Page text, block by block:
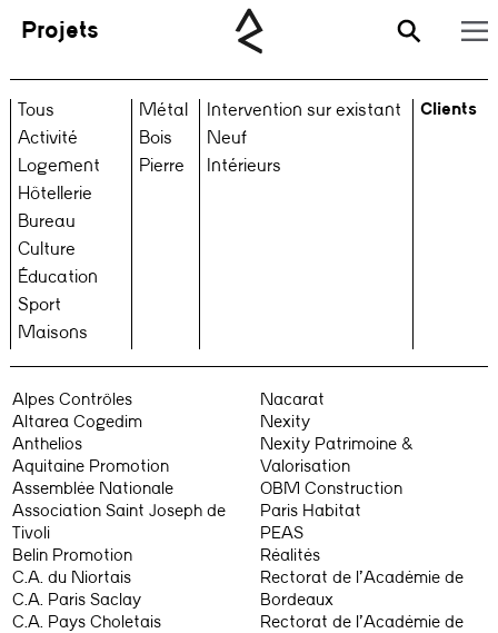
Projets
Tous
Activité
Logement
Hôtellerie
Bureau
Culture
Éducation
Sport
Maisons
Métal
Bois
Pierre
Intervention sur existant
Neuf
Intérieurs
Clients
Alpes Contrôles
Altarea Cogedim
Anthelios
Aquitaine Promotion
Assemblée Nationale
Association Saint Joseph de
Tivoli
Belin Promotion
C.A. du Niortais
C.A. Paris Saclay
C.A. Pays Choletais
Nacarat
Nexity
Nexity Patrimoine &
Valorisation
OBM Construction
Paris Habitat
PEAS
Réalités
Rectorat de l’Académie de
Bordeaux
Rectorat de l’Académie de